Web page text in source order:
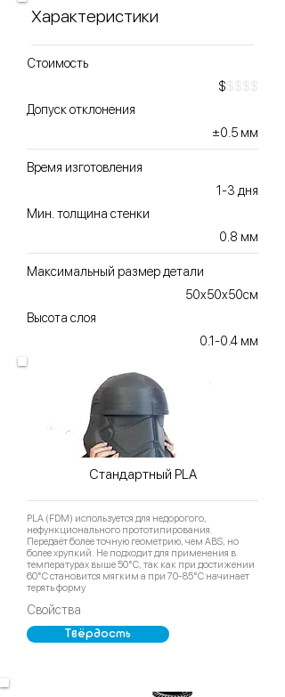
Характеристики
Стоимость
$$$$$
Допуск отклонения
±0.5 мм
Время изготовления
1-3 дня
Мин. толщина стенки
0.8 мм
Максимальный размер детали
50х50х50см
Высота слоя
0.1-0.4 мм
Стандартный PLA
PLA (FDM) используется для недорогого,
нефункционального прототипирования.
Передаёт более точную геометрию, чем ABS, но
более хрупкий. Не подходит для применения в
температурах выше 50°C, так как при достижении
60°C становится мягким а при 70-85°C начинает
терять форму
Свойства
Твёрдость